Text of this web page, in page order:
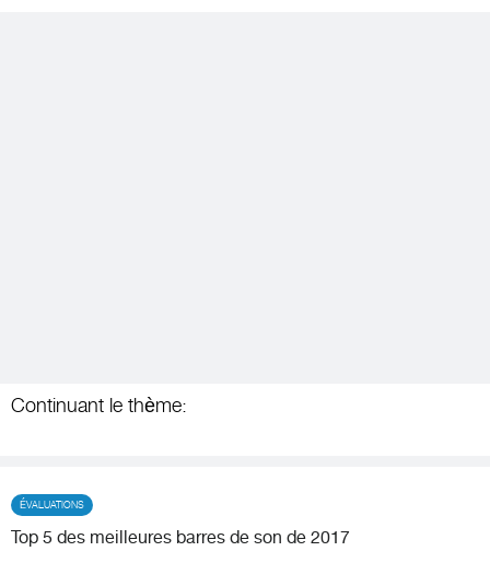
Continuant le thème:
ÉVALUATIONS
Top 5 des meilleures barres de son de 2017